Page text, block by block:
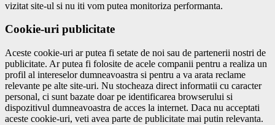
vizitat site-ul si nu iti vom putea monitoriza performanta.
Cookie-uri publicitate
Aceste cookie-uri ar putea fi setate de noi sau de partenerii nostri de
publicitate. Ar putea fi folosite de acele companii pentru a realiza un
profil al intereselor dumneavoastra si pentru a va arata reclame
relevante pe alte site-uri. Nu stocheaza direct informatii cu caracter
personal, ci sunt bazate doar pe identificarea browserului si
dispozitivul dumneavoastra de acces la internet. Daca nu acceptati
aceste cookie-uri, veti avea parte de publicitate mai putin relevanta.